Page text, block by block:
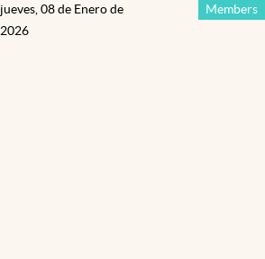
Members
jueves, 08 de Enero de
2026